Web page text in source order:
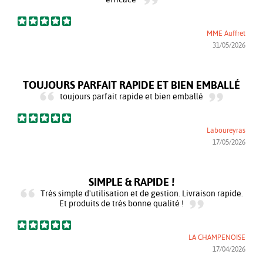
MME Auffret
31/05/2026
TOUJOURS PARFAIT RAPIDE ET BIEN EMBALLÉ
toujours parfait rapide et bien emballé
Laboureyras
17/05/2026
SIMPLE & RAPIDE !
Très simple d'utilisation et de gestion. Livraison rapide.
Et produits de très bonne qualité !
LA CHAMPENOISE
17/04/2026